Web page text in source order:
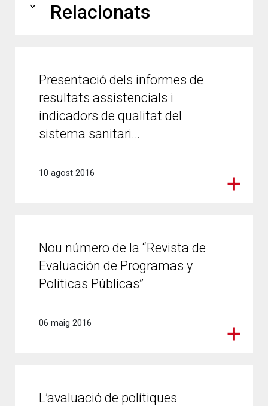
expand_more Relacionats
Presentació dels informes de
resultats assistencials i
indicadors de qualitat del
sistema sanitari…
10 agost 2016
Nou número de la “Revista de
Evaluación de Programas y
Políticas Públicas”
06 maig 2016
L’avaluació de polítiques